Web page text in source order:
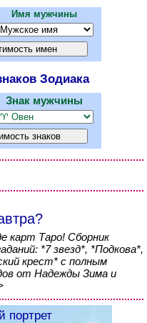
Имя мужчины
Зодиака
Знак мужчины
карт Таро! Сборник
*7 звезд*, *Подкова*,
крест* с полным
от Надежды Зима и
портрет